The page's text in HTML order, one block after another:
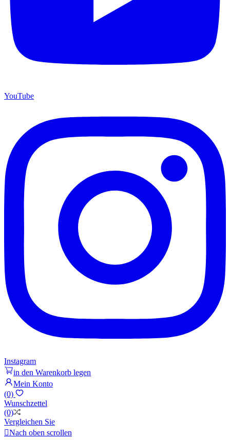
YouTube
Instagram
in den Warenkorb legen
Mein Konto
(0)
Wunschzettel
(0)
Vergleichen Sie
Nach oben scrollen